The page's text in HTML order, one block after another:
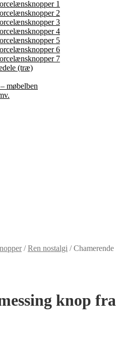
1
2
3
4
5
6
7
(træ)
møbelben
/Ren nostalgi /Chamerende
knop fra